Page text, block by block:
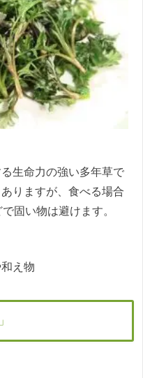
生命力の強い多年草で
りますが、食べる場合
固い物は避けます。
え物